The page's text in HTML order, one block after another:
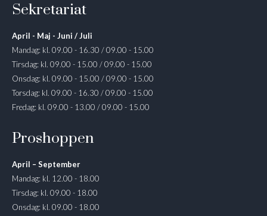
Sekretariat
April - Maj - Juni / Juli
Mandag: kl. 09.00 - 16.30 / 09.00 - 15.00
Tirsdag: kl. 09.00 - 15.00 / 09.00 - 15.00
Onsdag: kl. 09.00 - 15.00 / 09.00 - 15.00
Torsdag: kl. 09.00 - 16.30 / 09.00 - 15.00
Fredag: kl. 09.00 - 13.00 / 09.00 - 15.00
Proshoppen
April – September
Mandag: kl. 12.00 - 18.00
Tirsdag: kl. 09.00 - 18.00
Onsdag: kl. 09.00 - 18.00